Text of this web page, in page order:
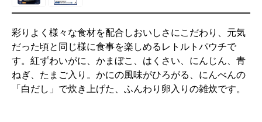
彩りよく様々な食材を配合しおいしさにこだわり、元気
だった頃と同じ様に食事を楽しめるレトルトパウチで
す。紅ずわいがに、かまぼこ、はくさい、にんじん、青
ねぎ、たまご入り。かにの風味がひろがる、にんべんの
「白だし」で炊き上げた、ふんわり卵入りの雑炊です。